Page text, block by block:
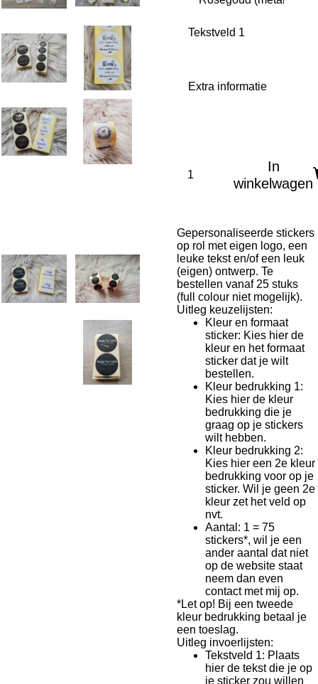
Tekstveld 1
Extra informatie
In
winkelwagen
Gepersonaliseerde stickers
op rol met eigen logo, een
leuke tekst en/of een leuk
(eigen) ontwerp. Te
bestellen vanaf 25 stuks
(full colour niet mogelijk).
Uitleg keuzelijsten:
Kleur en formaat
sticker: Kies hier de
kleur en het formaat
sticker dat je wilt
bestellen.
Kleur bedrukking 1:
Kies hier de kleur
bedrukking die je
graag op je stickers
wilt hebben.
Kleur bedrukking 2:
Kies hier een 2e kleur
bedrukking voor op je
sticker. Wil je geen 2e
kleur zet het veld op
nvt.
Aantal: 1 = 75
stickers*, wil je een
ander aantal dat niet
op de website staat
neem dan even
contact met mij op.
*Let op! Bij een tweede
kleur bedrukking betaal je
een toeslag.
Uitleg invoerlijsten:
Tekstveld 1: Plaats
hier de tekst die je op
je sticker zou willen